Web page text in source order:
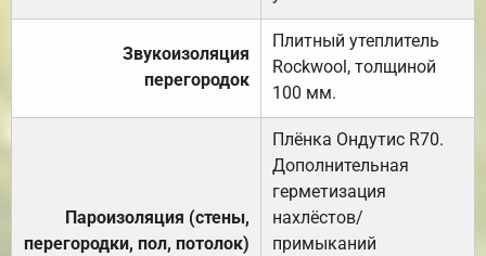
Звукоизоляция
перегородок
Плитный утеплитель
Rockwool, толщиной
100 мм.
Пароизоляция (стены,
перегородки, пол, потолок)
Плёнка Ондутис R70.
Дополнительная
герметизация
нахлёстов/
примыканий